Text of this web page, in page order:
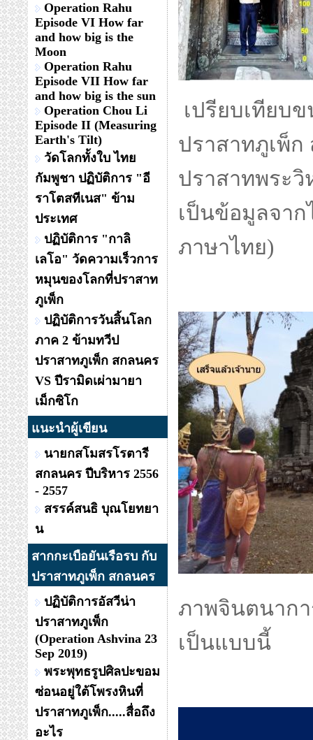
Operation Rahu
Episode VI How far
and how big is the
Moon
Operation Rahu
Episode VII How far
and how big is the sun
Operation Chou Li
Episode II (Measuring
Earth's Tilt)
วัดโลกทั้งใบ ไทย
กัมพูชา ปฏิบัติการ "อี
ราโตสทีเนส" ข้าม
ประเทศ
ปฏิบัติการ "กาลิ
เลโอ" วัดความเร็วการ
หมุนของโลกที่ปราสาท
ภูเพ็ก
ปฏิบัติการวันสิ้นโลก
ภาค 2 ข้ามทวีป
ปราสาทภูเพ็ก สกลนคร
VS ปีรามิดเผ่ามายา
เม็กซิโก
แนะนำผู้เขียน
นายกสโมสรโรตารี
สกลนคร ปีบริหาร 2556
- 2557
สรรค์สนธิ บุณโยทยา
น
สากกะเบือยันเรือรบ กับ
ปราสาทภูเพ็ก สกลนคร
ปฏิบัติการอัสวีน่า
ปราสาทภูเพ็ก
(Operation Ashvina 23
Sep 2019)
พระพุทธรูปศิลปะขอม
ซ่อนอยู่ใต้โพรงหินที่
ปราสาทภูเพ็ก.....สื่อถึง
อะไร
เปรียบเทียบ
ปราสาทภูเพ็ก
ปราสาทพระวิ
เป็นข้อมูลจา
ภาษาไทย)
ภาพจินตนากา
เป็นแบบนี้